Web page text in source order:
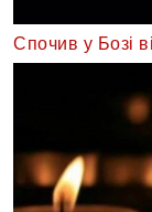
Спочив у Бозі